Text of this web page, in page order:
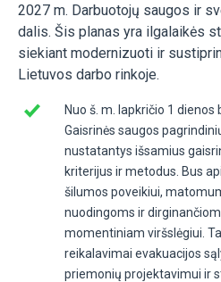
2027 m. Darbuotojų saugos ir
dalis. Šis planas yra ilgalaikės
siekiant modernizuoti ir
Lietuvos darbo rinkoje.
Nuo š. m. lapkričio 1
Gaisrinės saugos
nustatantys išsamius
kriterijus ir metodus. Bus
šilumos poveikiui,
nuodingoms ir
momentiniam viršslėgiui.
reikalavimai evakuacijos
priemonių projektavimui ir